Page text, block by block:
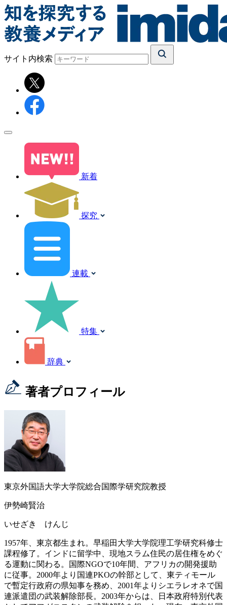
サイト内検索
新着
探究
連載
特集
辞典
著者プロフィール
東京外国語大学大学院総合国際学研究院教授
伊勢崎賢治
いせざき けんじ
1957年、東京都生まれ。早稲田大学大学院理工学研究科修士
課程修了。インドに留学中、現地スラム住民の居住権をめぐ
る運動に関わる。国際NGOで10年間、アフリカの開発援助
に従事。2000年より国連PKOの幹部として、東ティモール
で暫定行政府の県知事を務め、2001年よりシエラレオネで国
連派遣団の武装解除部長。2003年からは、日本政府特別代表